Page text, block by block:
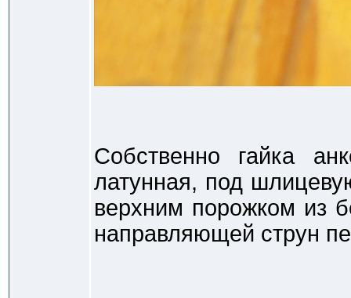
Собственно гайка
латунная, под
верхним порожком из
направляющей струн